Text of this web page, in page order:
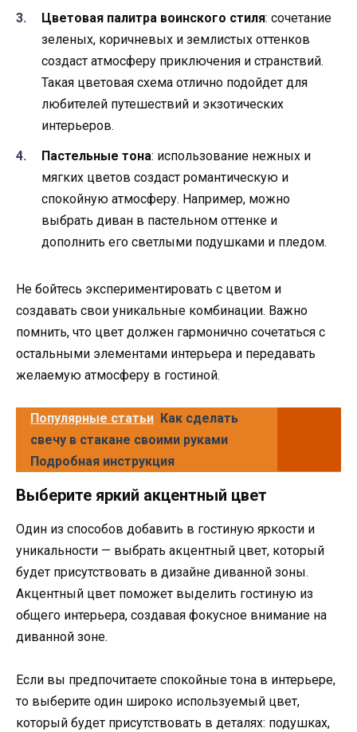
Цветовая палитра воинского стиля: сочетание
зеленых, коричневых и землистых оттенков
создаст атмосферу приключения и странствий.
Такая цветовая схема отлично подойдет для
любителей путешествий и экзотических
интерьеров.
Пастельные тона: использование нежных и
мягких цветов создаст романтическую и
спокойную атмосферу. Например, можно
выбрать диван в пастельном оттенке и
дополнить его светлыми подушками и пледом.
Не бойтесь экспериментировать с цветом и
создавать свои уникальные комбинации. Важно
помнить, что цвет должен гармонично сочетаться с
остальными элементами интерьера и передавать
желаемую атмосферу в гостиной.
Популярные статьи Как сделать
свечу в стакане своими руками
Подробная инструкция
Выберите яркий акцентный цвет
Один из способов добавить в гостиную яркости и
уникальности — выбрать акцентный цвет, который
будет присутствовать в дизайне диванной зоны.
Акцентный цвет поможет выделить гостиную из
общего интерьера, создавая фокусное внимание на
диванной зоне.
Если вы предпочитаете спокойные тона в интерьере,
то выберите один широко используемый цвет,
который будет присутствовать в деталях: подушках,